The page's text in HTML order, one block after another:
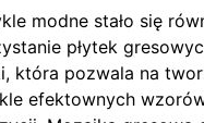
modne stało się
płytek
która pozwala na
efektownych